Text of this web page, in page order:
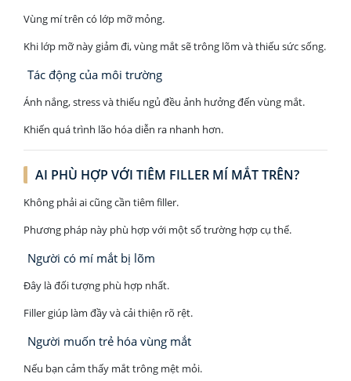
Vùng mí trên có lớp mỡ mỏng.
Khi lớp mỡ này giảm đi, vùng mắt sẽ trông lõm và thiếu sức sống.
Tác động của môi trường
Ánh nắng, stress và thiếu ngủ đều ảnh hưởng đến vùng mắt.
Khiến quá trình lão hóa diễn ra nhanh hơn.
AI PHÙ HỢP VỚI TIÊM FILLER MÍ MẮT TRÊN?
Không phải ai cũng cần tiêm filler.
Phương pháp này phù hợp với một số trường hợp cụ thể.
Người có mí mắt bị lõm
Đây là đối tượng phù hợp nhất.
Filler giúp làm đầy và cải thiện rõ rệt.
Người muốn trẻ hóa vùng mắt
Nếu bạn cảm thấy mắt trông mệt mỏi.